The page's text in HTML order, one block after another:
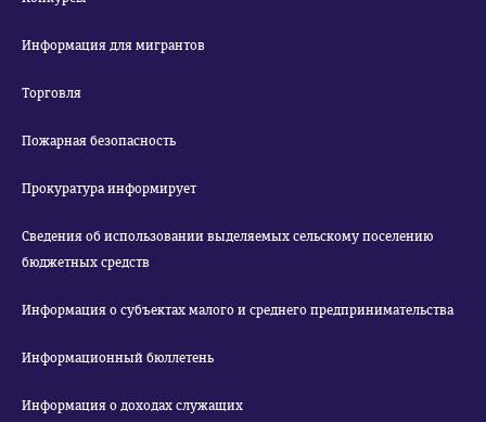
Информация для мигрантов
Торговля
Пожарная безопасность
Прокуратура информирует
Сведения об использовании выделяемых сельскому поселению
бюджетных средств
Информация о субъектах малого и среднего предпринимательства
Информационный бюллетень
Информация о доходах служащих